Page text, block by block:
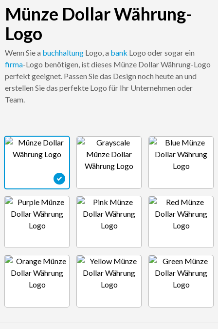
Münze Dollar Währung-
Logo
Wenn Sie a buchhaltung Logo, a bank Logo oder sogar ein
firma-Logo benötigen, ist dieses Münze Dollar Währung-Logo
perfekt geeignet. Passen Sie das Design noch heute an und
erstellen Sie das perfekte Logo für Ihr Unternehmen oder
Team.